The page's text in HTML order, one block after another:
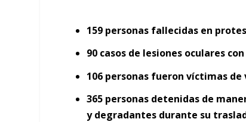
159 personas fallecidas en
90 casos de lesiones oculares
106 personas fueron víctimas
365 personas detenidas de
y degradantes durante su